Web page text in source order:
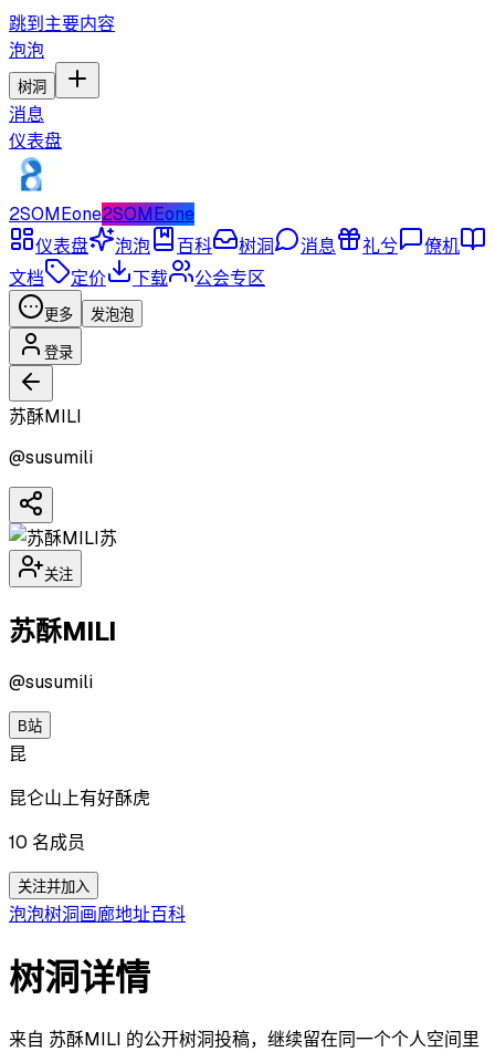
跳到主要内容
泡泡
树洞
消息
仪表盘
2SOMEone2SOMEone
仪表盘
泡泡 百科 树洞 消息 礼兮
僚机
文档
定价 下载 公会专区
更多 发泡泡
登录
苏酥MILI
@susumili
苏
关注
苏酥MILI
@susumili
B站
昆
昆仑山上有好酥虎
10 名成员
关注并加入
泡泡树洞画廊地址百科
树洞详情
来自 苏酥MILI 的公开树洞投稿，继续留在同一个个人空间里